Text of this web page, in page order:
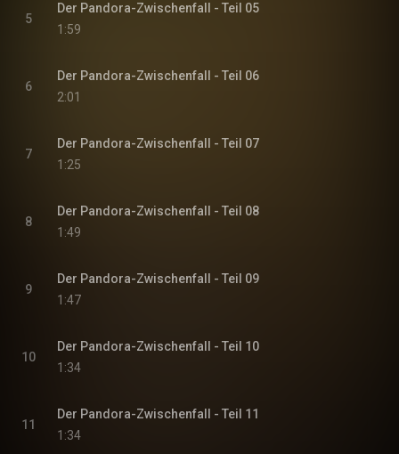
5
Der Pandora-Zwischenfall - Teil 05
1:59
6
Der Pandora-Zwischenfall - Teil 06
2:01
7
Der Pandora-Zwischenfall - Teil 07
1:25
8
Der Pandora-Zwischenfall - Teil 08
1:49
9
Der Pandora-Zwischenfall - Teil 09
1:47
10
Der Pandora-Zwischenfall - Teil 10
1:34
11
Der Pandora-Zwischenfall - Teil 11
1:34